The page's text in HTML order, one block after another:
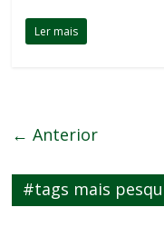
Ler mais
← Anterior
#tags mais